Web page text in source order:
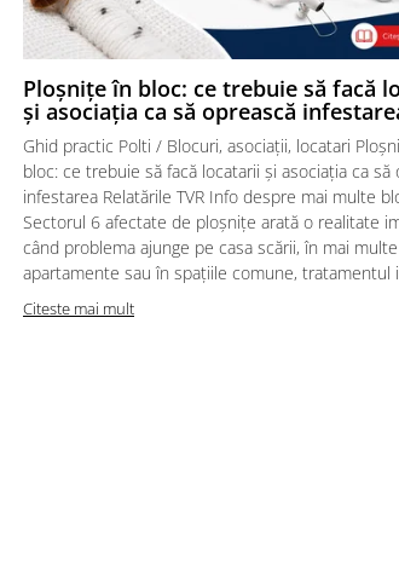
Ploșnițe în bloc: ce trebuie să facă
și asociația ca să oprească
Ghid practic Polti / Blocuri, asociații, locatari
bloc: ce trebuie să facă locatarii și asociația ca să
infestarea Relatările TVR Info despre mai multe
Sectorul 6 afectate de ploșnițe arată o realitate
când problema ajunge pe casa scării, în mai multe
apartamente sau în spațiile comune, tratamentul
Citeste mai mult